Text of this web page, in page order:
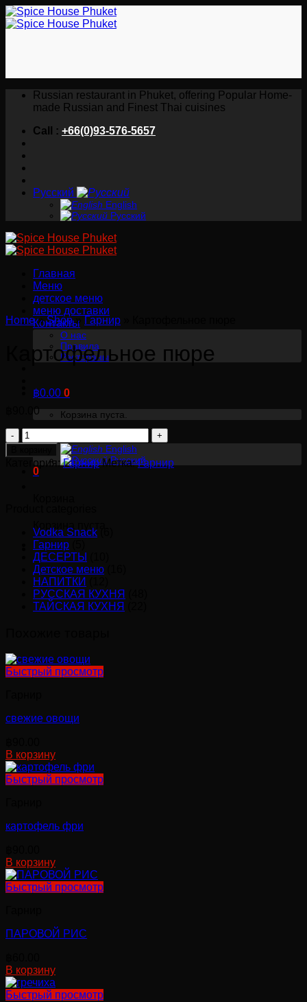
Skip
to
Russian restaurant in Phuket, offering Popular Home-
made Russian and Finest Thai cuisines
Call : +66(0)93-576-5657
Русский
English
Русский
Главная
Меню
детское меню
меню доставки
Контакты
О нас
Правила
Рестораны
฿0.00 0
Корзина пуста.
English
Русский
0
Корзина пуста.
Home » Shop » Гарнир
Картофельное пюре
90.00
Количество
товара
Картофельное
пюре
Категория:Гарнир Метка:Гарнир
Vodka Snack
Гарнир
ДЕСЕРТЫ
Детское меню
НАПИТКИ
РУССКАЯ КУХНЯ
ТАЙСКАЯ КУХНЯ
Быстрый просмотр
свежие овощи
В корзину
Быстрый просмотр
картофель фри
В корзину
Быстрый просмотр
ПАРОВОЙ РИС
В корзину
Быстрый просмотр